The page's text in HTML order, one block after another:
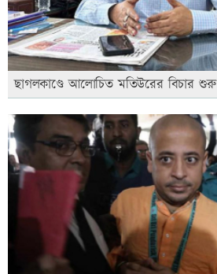
ছাগলকাণ্ডে আলোচিত মতিউরের বিচার শুরু